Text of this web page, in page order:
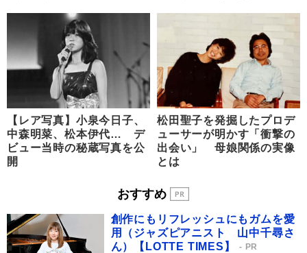
【レア写真】小泉今日子、
中森明菜、松本伊代… デ
ビュー当時の秘蔵写真を公
開
松田聖子を発掘したプロデ
ューサーが明かす「衝撃の
出会い」 母娘関係の実像
とは
おすすめ
創作にもリフレッシュにもガムを愛
用（ジャズピアニスト 山中千尋さ
ん）【LOTTE TIMES】
PR